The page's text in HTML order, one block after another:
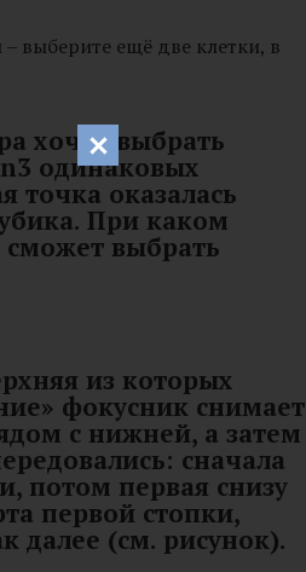
выберите ещё две клетки, в
хочет выбрать
одинаковых
точка оказалась
При каком
выбрать
из которых
фокусник снимает
с нижней, а затем
сначала
потом первая снизу
первой стопки,
далее (см. рисунок).